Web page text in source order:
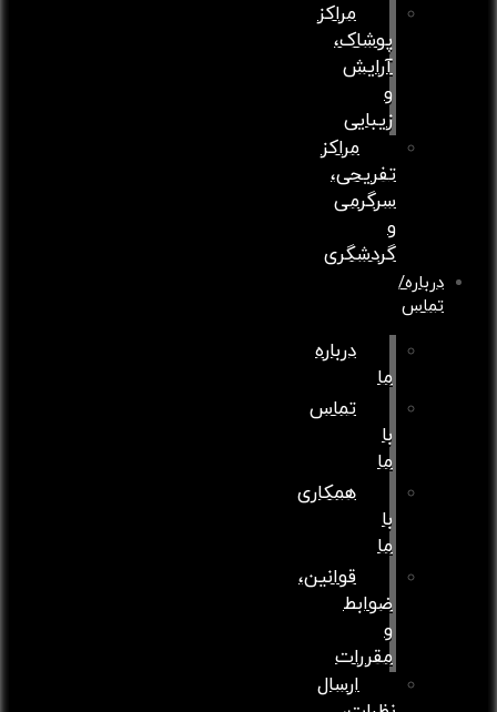
مراکز
پوشاک،
آرایش
و
زیبایی
مراکز
تفریحی،
سرگرمی
و
گردشگری
درباره/
تماس
درباره
ما
تماس
با
ما
همکاری
با
ما
قوانین،
ضوابط
و
مقررات
ارسال